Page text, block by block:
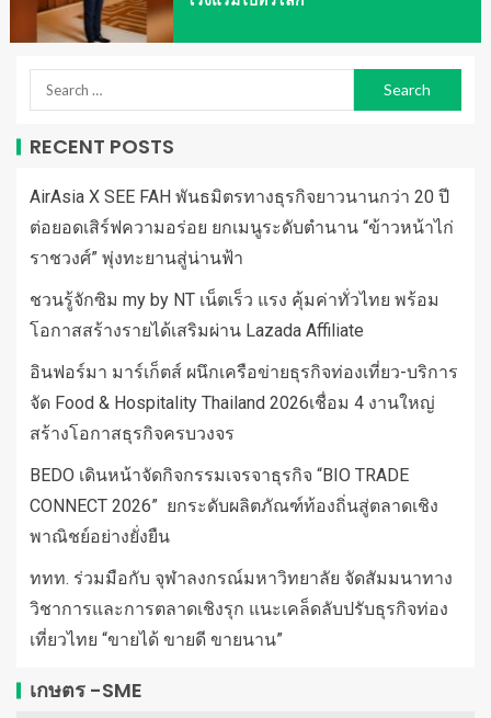
RECENT POSTS
AirAsia X SEE FAH พันธมิตรทางธุรกิจยาวนานกว่า 20 ปี
ต่อยอดเสิร์ฟความอร่อย ยกเมนูระดับตำนาน “ข้าวหน้าไก่
ราชวงศ์” พุ่งทะยานสู่น่านฟ้า
ชวนรู้จักซิม my by NT เน็ตเร็ว แรง คุ้มค่าทั่วไทย พร้อม
โอกาสสร้างรายได้เสริมผ่าน Lazada Affiliate
อินฟอร์มา มาร์เก็ตส์ ผนึกเครือข่ายธุรกิจท่องเที่ยว-บริการ
จัด Food & Hospitality Thailand 2026เชื่อม 4 งานใหญ่
สร้างโอกาสธุรกิจครบวงจร
BEDO เดินหน้าจัดกิจกรรมเจรจาธุรกิจ “BIO TRADE
CONNECT 2026” ยกระดับผลิตภัณฑ์ท้องถิ่นสู่ตลาดเชิง
พาณิชย์อย่างยั่งยืน
ททท. ร่วมมือกับ จุฬาลงกรณ์มหาวิทยาลัย จัดสัมมนาทาง
วิชาการและการตลาดเชิงรุก แนะเคล็ดลับปรับธุรกิจท่อง
เที่ยวไทย “ขายได้ ขายดี ขายนาน”
เกษตร -SME